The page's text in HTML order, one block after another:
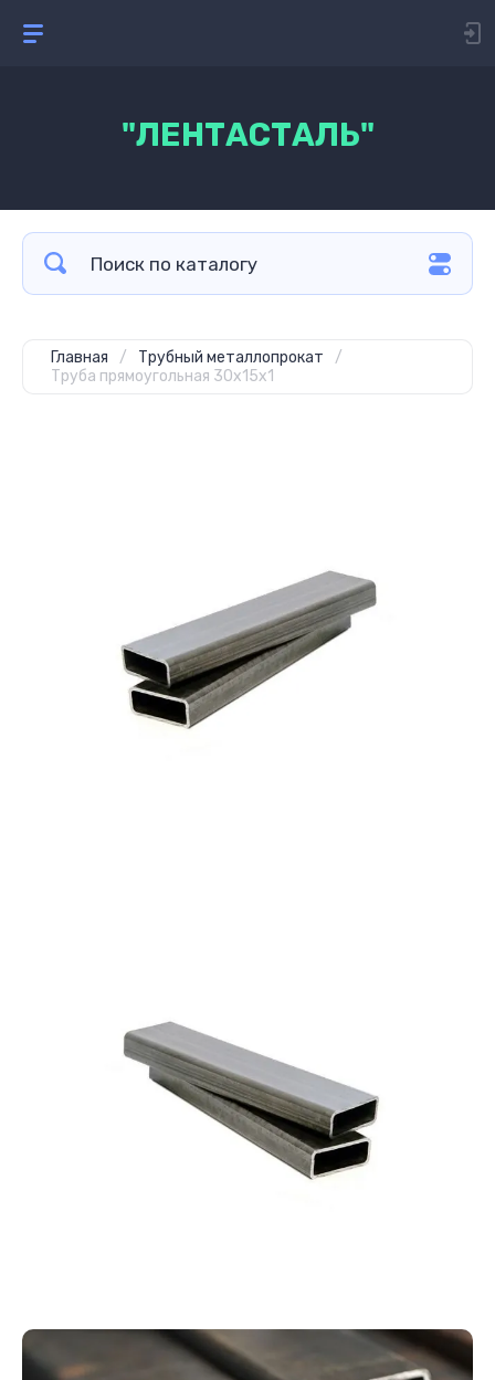
"ЛЕНТАСТАЛЬ"
Главная / Трубный металлопрокат
/
Труба прямоугольная 30х15х1